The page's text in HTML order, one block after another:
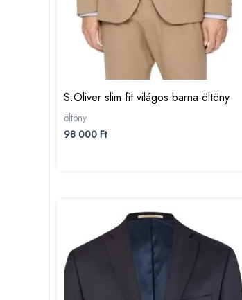
S.Oliver slim fit világos barna öltöny
öltöny
98 000 Ft